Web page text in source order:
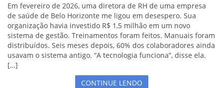
Em fevereiro de 2026, uma diretora de RH de uma empresa
de saúde de Belo Horizonte me ligou em desespero. Sua
organização havia investido R$ 1,5 milhão em um novo
sistema de gestão. Treinamentos foram feitos. Manuais foram
distribuídos. Seis meses depois, 60% dos colaboradores ainda
usavam o sistema antigo. “A tecnologia funciona”, disse ela.
[…]
CONTINUE LENDO